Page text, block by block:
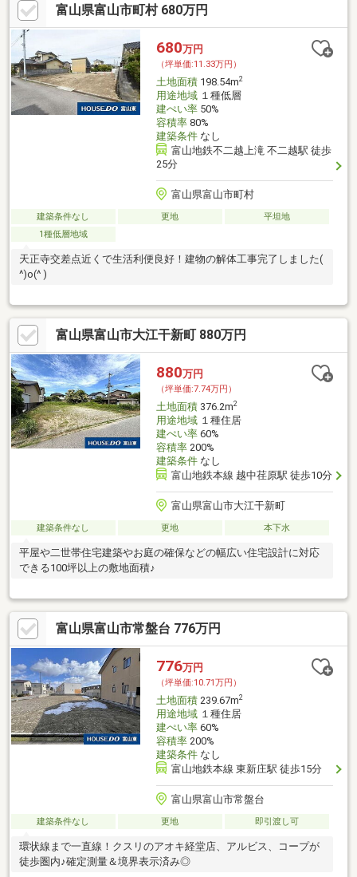
富山県富山市町村 680万円
680万円
（坪単価:11.33万円）
土地面積198.54m2
用途地域１種低層
建ぺい率50%
容積率80%
建築条件なし
富山地鉄不二越上滝 不二越駅 徒歩
25分
富山県富山市町村
建築条件なし 更地
平坦地
1種低層地域
天正寺交差点近くで生活利便良好！建物の解体工事完了しました(
^)o(^ )
富山県富山市大江干新町 880万円
880万円
（坪単価:7.74万円）
土地面積376.2m2
用途地域１種住居
建ぺい率60%
容積率200%
建築条件なし
富山地鉄本線 越中荏原駅 徒歩10分
富山県富山市大江干新町
建築条件なし 更地 本下水
平屋や二世帯住宅建築やお庭の確保などの幅広い住宅設計に対応
できる100坪以上の敷地面積♪
富山県富山市常盤台 776万円
776万円
（坪単価:10.71万円）
土地面積239.67m2
用途地域１種住居
建ぺい率60%
容積率200%
建築条件なし
富山地鉄本線 東新庄駅 徒歩15分
富山県富山市常盤台
建築条件なし 更地 即引渡し可
環状線まで一直線！クスリのアオキ経堂店、アルビス、コープが
徒歩圏内♪確定測量＆境界表示済み◎